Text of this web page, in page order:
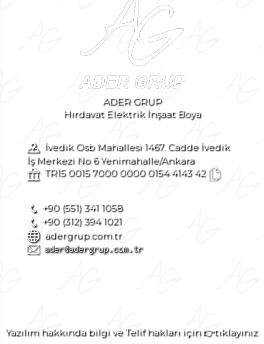
ADER GRUP
Hırdavat Elektrik İnşaat Boya
İvedik Osb Mahallesi 1467. Cadde İvedik
İş Merkezi No 6 Yenimahalle/Ankara
TR15 0015 7000 0000 0154 4143 42
+90 (551) 341 1058
+90 (312) 394 1021
adergrup.com.tr
Yazılım hakkında bilgi ve Telif hakları için 👉tıklayınız.